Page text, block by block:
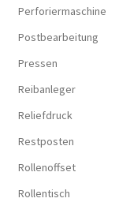
Perforiermaschine
Postbearbeitung
Pressen
Reibanleger
Reliefdruck
Restposten
Rollenoffset
Rollentisch